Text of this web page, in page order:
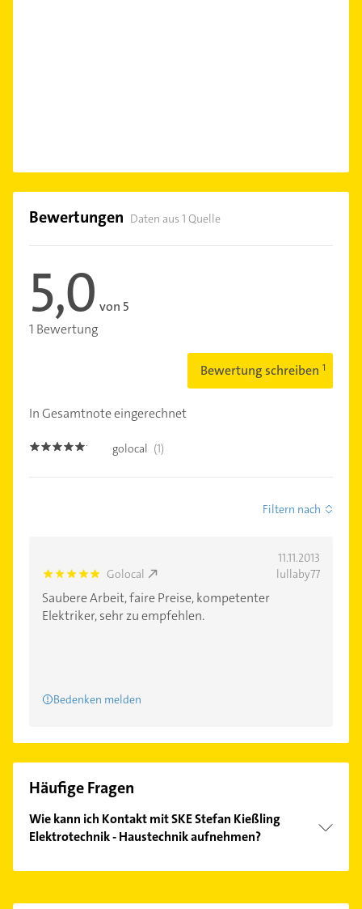
Bewertungen Daten aus 1 Quelle
5,0 von 5
1 Bewertung
Bewertung schreiben
In Gesamtnote eingerechnet
5.0 golocal (1)
Filtern nach
11.11.2013
5.0 Golocal lullaby77
Saubere Arbeit, faire Preise, kompetenter
Elektriker, sehr zu empfehlen.
Bedenken melden
Häufige Fragen
Wie kann ich Kontakt mit SKE Stefan Kießling
Elektrotechnik - Haustechnik aufnehmen?
die passenden Kontaktmöglichkeiten wie Adresse